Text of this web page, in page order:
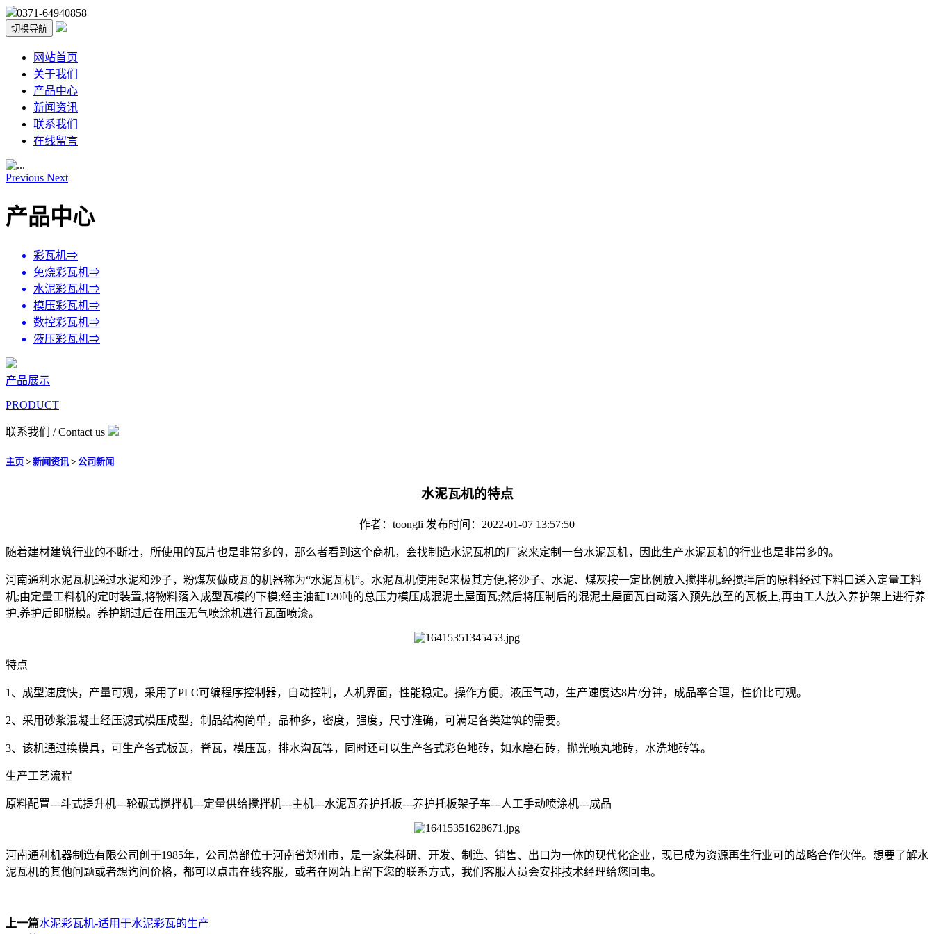
0371-64940858
切换导航
网站首页
关于我们
产品中心
新闻资讯
联系我们
在线留言
Previous Next
产品中心
彩瓦机⇒
免烧彩瓦机⇒
水泥彩瓦机⇒
模压彩瓦机⇒
数控彩瓦机⇒
液压彩瓦机⇒
产品展示
PRODUCT
联系我们 / Contact us
主页 > 新闻资讯> 公司新闻
水泥瓦机的特点
作者：toongli 发布时间：2022-01-07 13:57:50
随着建材建筑行业的不断壮，所使用的瓦片也是非常多的，那么者看到这个商机，会找制造水泥瓦机的厂家来定制一台水泥瓦机，因此生产水泥瓦机的行业也是非常多的。
河南通利水泥瓦机通过水泥和沙子，粉煤灰做成瓦的机器称为“水泥瓦机”。水泥瓦机使用起来极其方便,将沙子、水泥、煤灰按一定比例放入搅拌机,经搅拌后的原料经过下料口送入定量工料
机;由定量工料机的定时装置,将物料落入成型瓦模的下模;经主油缸120吨的总压力模压成混泥土屋面瓦;然后将压制后的混泥土屋面瓦自动落入预先放至的瓦板上,再由工人放入养护架上进行养
护,养护后即脱模。养护期过后在用压无气喷涂机进行瓦面喷漆。
特点
1、成型速度快，产量可观，采用了PLC可编程序控制器，自动控制，人机界面，性能稳定。操作方便。液压气动，生产速度达8片/分钟，成品率合理，性价比可观。
2、采用砂浆混凝土经压滤式模压成型，制品结构简单，品种多，密度，强度，尺寸准确，可满足各类建筑的需要。
3、该机通过换模具，可生产各式板瓦，脊瓦，模压瓦，排水沟瓦等，同时还可以生产各式彩色地砖，如水磨石砖，抛光喷丸地砖，水洗地砖等。
生产工艺流程
原料配置---斗式提升机---轮碾式搅拌机---定量供给搅拌机---主机---水泥瓦养护托板---养护托板架子车---人工手动喷涂机---成品
河南通利机器制造有限公司创于1985年，公司总部位于河南省郑州市，是一家集科研、开发、制造、销售、出口为一体的现代化企业，现已成为资源再生行业可的战略合作伙伴。想要了解水
泥瓦机的其他问题或者想询问价格，都可以点击在线客服，或者在网站上留下您的联系方式，我们客服人员会安排技术经理给您回电。
上一篇水泥彩瓦机-适用于水泥彩瓦的生产